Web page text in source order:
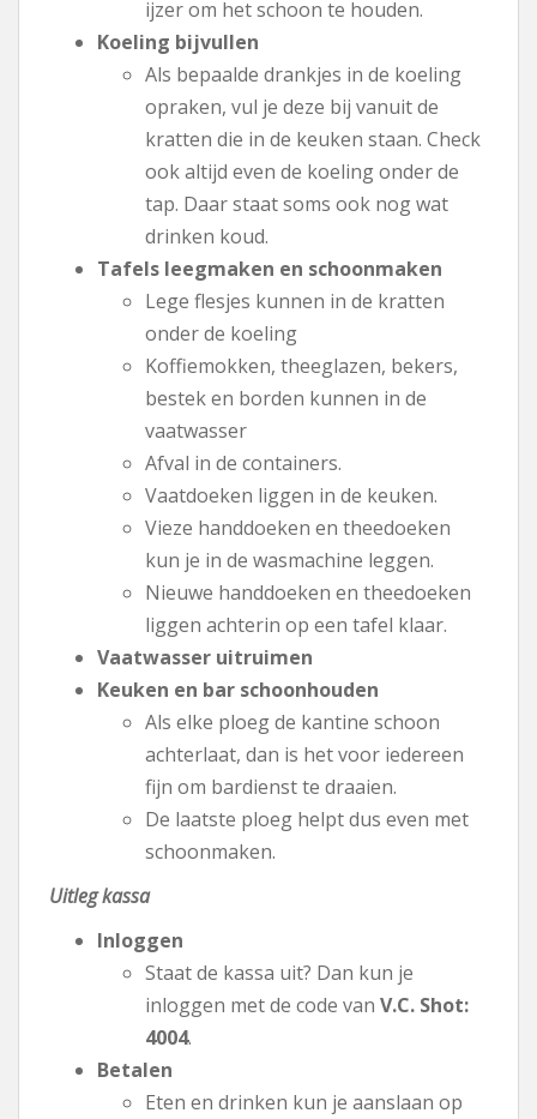
ijzer om het schoon te houden.
Koeling bijvullen
Als bepaalde drankjes in de koeling
opraken, vul je deze bij vanuit de
kratten die in de keuken staan. Check
ook altijd even de koeling onder de
tap. Daar staat soms ook nog wat
drinken koud.
Tafels leegmaken en schoonmaken
Lege flesjes kunnen in de kratten
onder de koeling
Koffiemokken, theeglazen, bekers,
bestek en borden kunnen in de
vaatwasser
Afval in de containers.
Vaatdoeken liggen in de keuken.
Vieze handdoeken en theedoeken
kun je in de wasmachine leggen.
Nieuwe handdoeken en theedoeken
liggen achterin op een tafel klaar.
Vaatwasser uitruimen
Keuken en bar schoonhouden
Als elke ploeg de kantine schoon
achterlaat, dan is het voor iedereen
fijn om bardienst te draaien.
De laatste ploeg helpt dus even met
schoonmaken.
Uitleg kassa
Inloggen
Staat de kassa uit? Dan kun je
inloggen met de code van V.C. Shot:
4004.
Betalen
Eten en drinken kun je aanslaan op